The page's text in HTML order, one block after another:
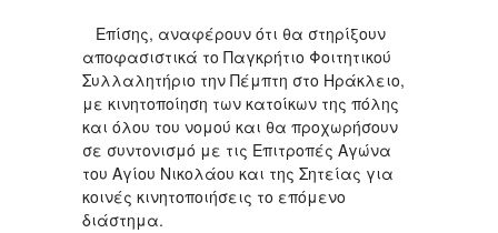
Επίσης, αναφέρουν ότι θα στηρίξουν
αποφασιστικά το Παγκρήτιο Φοιτητικού
Συλλαλητήριο την Πέμπτη στο Ηράκλειο,
με κινητοποίηση των κατοίκων της πόλης
και όλου του νομού και θα προχωρήσουν
σε συντονισμό με τις Επιτροπές Αγώνα
του Αγίου Νικολάου και της Σητείας για
κοινές κινητοποιήσεις το επόμενο
διάστημα.